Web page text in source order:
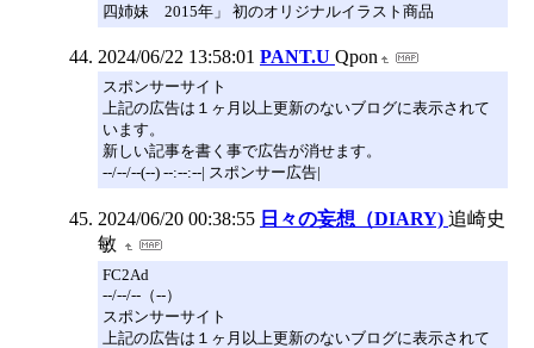
四姉妹 2015年」 初のオリジナルイラスト商品
2024/06/22 13:58:01 PANT.U Qpon
スポンサーサイト
上記の広告は１ヶ月以上更新のないブログに表示されて
います。
新しい記事を書く事で広告が消せます。
--/--/--(--) --:--:--| スポンサー広告|
2024/06/20 00:38:55 日々の妄想（DIARY) 追崎史
敏
FC2Ad
--/--/--（--）
スポンサーサイト
上記の広告は１ヶ月以上更新のないブログに表示されて